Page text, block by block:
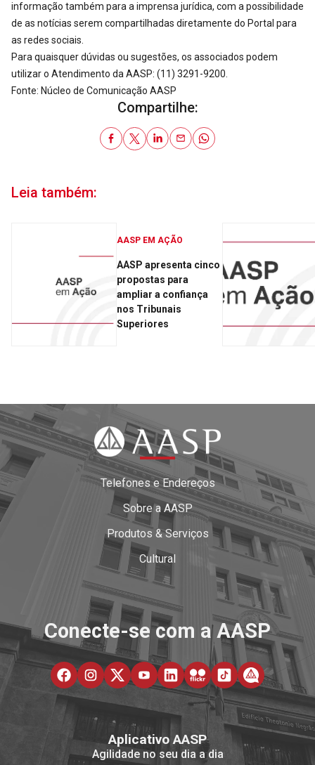
informação também para a imprensa jurídica, com a possibilidade
de as notícias serem compartilhadas diretamente do Portal para
as redes sociais.
Para quaisquer dúvidas ou sugestões, os associados podem
utilizar o Atendimento da AASP: (11) 3291-9200.
Fonte: Núcleo de Comunicação AASP
Compartilhe:
Leia também:
AASP EM AÇÃO
AASP apresenta cinco
propostas para
ampliar a confiança
nos Tribunais
Superiores
Telefones e Endereços
Sobre a AASP
Produtos & Serviços
Cultural
Conecte-se com a AASP
Aplicativo AASP
Agilidade no seu dia a dia